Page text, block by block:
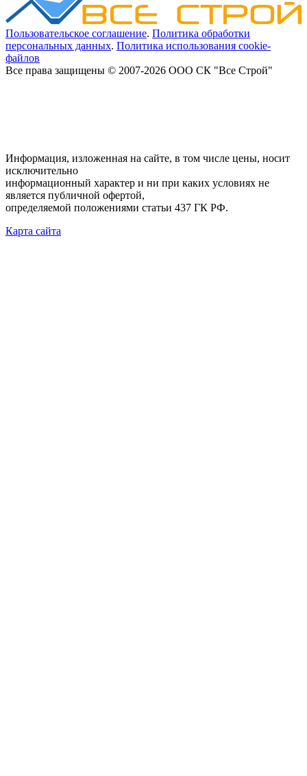
Пользовательское соглашение. Политика обработки
персональных данных. Политика использования cookie-
файлов
Все права защищены © 2007-2026 ООО СК "Все Строй"
Информация, изложенная на сайте, в том числе цены, носит
исключительно
информационный характер и ни при каких условиях не
является публичной офертой,
определяемой положениями статьи 437 ГК РФ.
Карта сайта